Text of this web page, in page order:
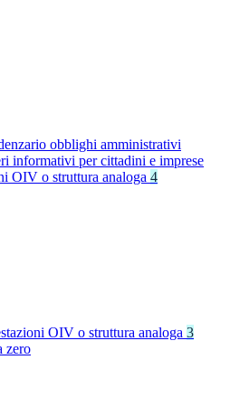
obblighi amministrativi
informativi per cittadini e imprese
OIV o struttura analoga 4
OIV o struttura analoga 3
zero